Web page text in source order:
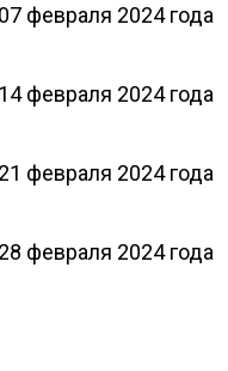
февраля 2024 года
февраля 2024 года
февраля 2024 года
февраля 2024 года